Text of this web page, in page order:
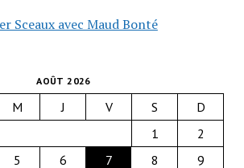
Sceaux avec Maud Bonté
AOÛT 2026
M J V S
D
1
2
5 6 7 8
9